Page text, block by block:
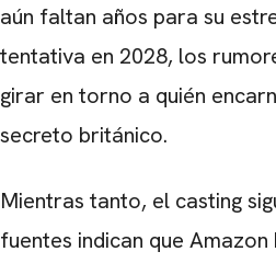
aún faltan años para su
tentativa en 2028, los
girar en torno a quién
secreto británico.
Mientras tanto, el casting
fuentes indican que